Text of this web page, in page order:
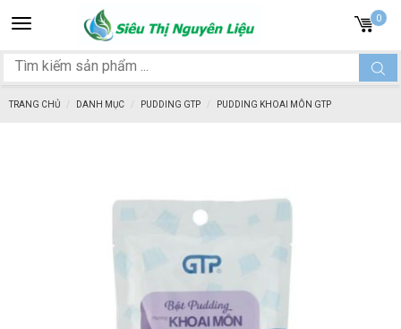
Toggle
navigation
0
TRANG CHỦ DANH MỤC PUDDING GTP PUDDING KHOAI MÔN GTP